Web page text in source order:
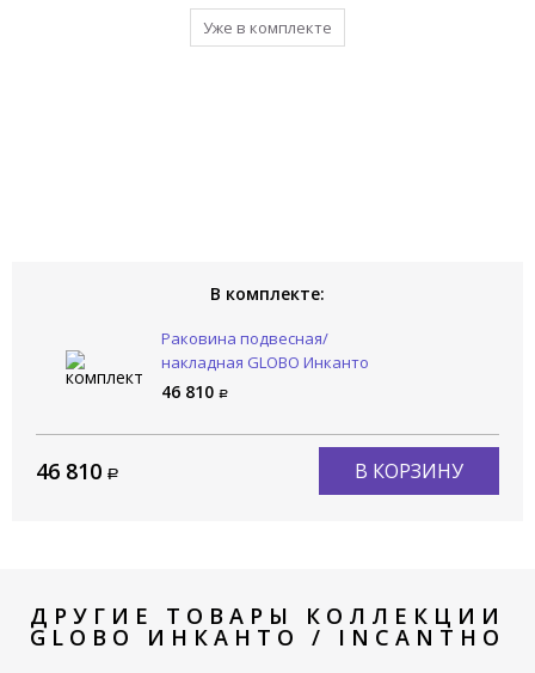
Уже в комплекте
В комплекте:
Раковина подвесная/
накладная GLOBO Инканто
/ Incantho IN061BI
46 810
46 810 В КОРЗИНУ
ДРУГИЕ ТОВАРЫ КОЛЛЕКЦИИ
GLOBO ИНКАНТО / INCANTHO